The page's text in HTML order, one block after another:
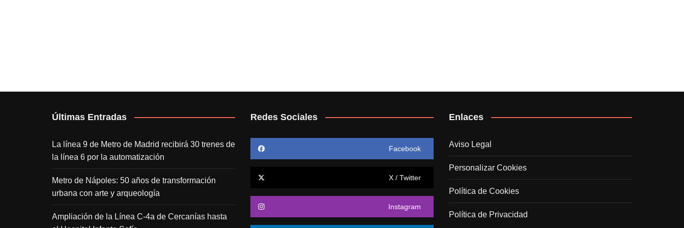
Últimas Entradas
La línea 9 de Metro de Madrid recibirá 30 trenes de
la línea 6 por la automatización
Metro de Nápoles: 50 años de transformación
urbana con arte y arqueología
Ampliación de la Línea C-4a de Cercanías hasta
Redes Sociales
Facebook
X / Twitter
Instagram
Enlaces
Aviso Legal
Personalizar Cookies
Política de Cookies
Política de Privacidad